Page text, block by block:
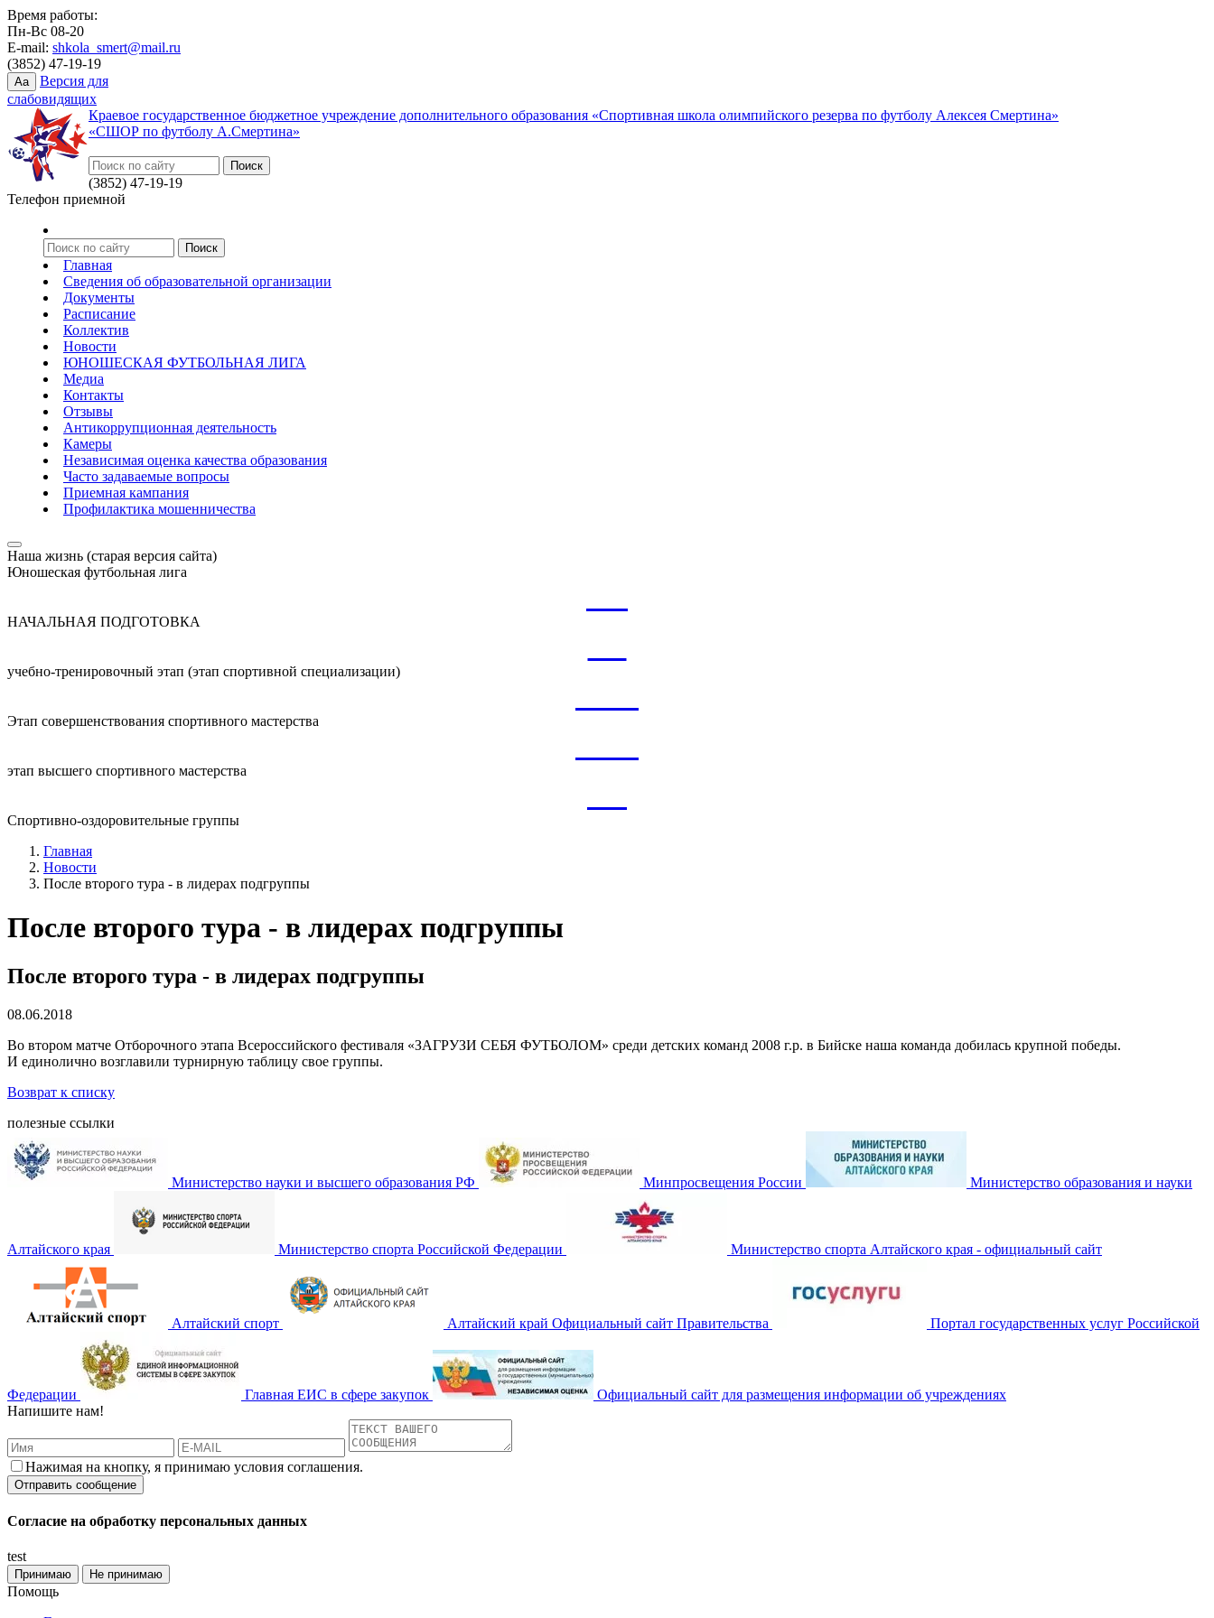
Время работы:
Пн-Вс 08-20
E-mail: shkola_smert@mail.ru
(3852) 47-19-19
Aa
Версия для
слабовидящих
Краевое государственное бюджетное учреждение дополнительного образования «Спортивная школа олимпийского резерва по футболу Алексея Смертина»
«СШОР по футболу А.Смертина»
(3852) 47-19-19
Телефон приемной
Главная
Сведения об образовательной организации
Документы
Расписание
Коллектив
Новости
ЮНОШЕСКАЯ ФУТБОЛЬНАЯ ЛИГА
Медиа
Контакты
Отзывы
Антикоррупционная деятельность
Камеры
Независимая оценка качества образования
Часто задаваемые вопросы
Приемная кампания
Профилактика мошенничества
Наша жизнь (старая версия сайта)
Юношеская футбольная лига
НАЧАЛЬНАЯ ПОДГОТОВКА
учебно-тренировочный этап (этап спортивной специализации)
Этап совершенствования спортивного мастерства
этап высшего спортивного мастерства
Спортивно-оздоровительные группы
Главная
Новости
После второго тура - в лидерах подгруппы
После второго тура - в лидерах подгруппы
После второго тура - в лидерах подгруппы
08.06.2018
Во втором матче Отборочного этапа Всероссийского фестиваля «ЗАГРУЗИ СЕБЯ ФУТБОЛОМ» среди детских команд 2008 г.р. в Бийске наша команда добилась крупной победы.
И единолично возглавили турнирную таблицу свое группы.
Возврат к списку
полезные ссылки
Министерство науки и высшего образования РФ Минпросвещения России Министерство образования и науки
Алтайского края Министерство спорта Российской Федерации Министерство спорта Алтайского края - официальный сайт
Алтайский спорт Алтайский край Официальный сайт Правительства Портал государственных услуг Российской
Федерации Главная ЕИС в сфере закупок
Официальный сайт для размещения информации об учреждениях
Напишите нам!
Нажимая на кнопку, я принимаю условия соглашения.
Согласие на обработку персональных данных
test
Принимаю Не принимаю
Помощь